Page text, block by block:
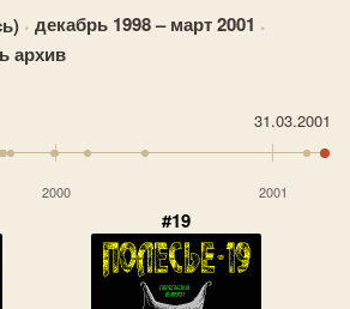
· декабрь 1998 – март 2001 ·
архив
31.03.2001
2000 2001
#19